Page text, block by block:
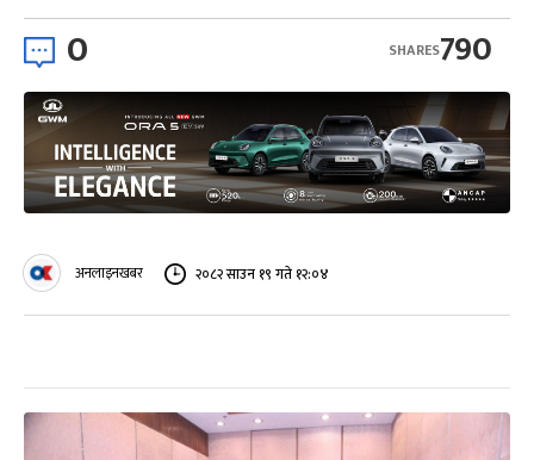
0 790
SHARES
अनलाइनखबर २०८२ साउन १९ गते १२:०४